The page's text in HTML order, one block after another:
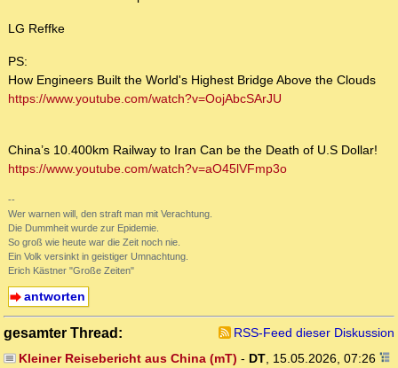
LG Reffke
PS:
How Engineers Built the World's Highest Bridge Above the Clouds
https://www.youtube.com/watch?v=OojAbcSArJU
China’s 10.400km Railway to Iran Can be the Death of U.S Dollar!
https://www.youtube.com/watch?v=aO45lVFmp3o
--
Wer warnen will, den straft man mit Verachtung.
Die Dummheit wurde zur Epidemie.
So groß wie heute war die Zeit noch nie.
Ein Volk versinkt in geistiger Umnachtung.
Erich Kästner "Große Zeiten"
antworten
gesamter Thread:
RSS-Feed dieser Diskussion
Kleiner Reisebericht aus China (mT) - DT, 15.05.2026, 07:26